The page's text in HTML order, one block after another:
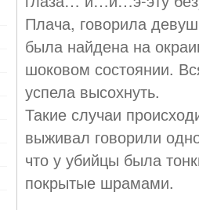
Плача, говорила
была найдена на
шоковом состоянии.
успела высохнуть.
Такие случаи
выживал говорили
что у убийцы была
покрытые шрамами.